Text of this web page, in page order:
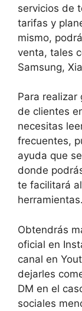
servicios de
tarifas y
mismo,
venta, tales
Samsung,
Para realizar
de clientes
necesitas
frecuentes,
ayuda que
donde
te facilitará
herramientas.
Obtendrás
oficial en
canal en
dejarles
DM en el
sociales